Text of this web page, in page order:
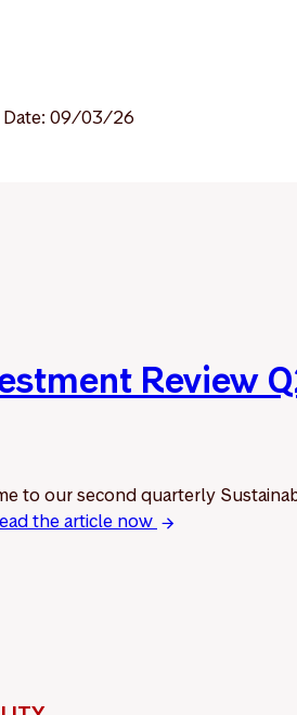
Date: 09/03/26
Review
to our second quarterly
the article now